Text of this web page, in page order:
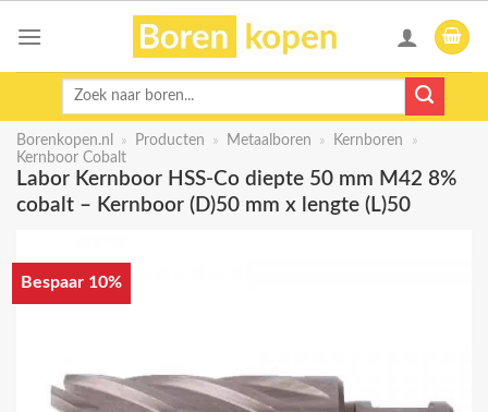
Zoeken
Borenkopen.nl » Producten » Metaalboren » Kernboren
»
Kernboor Cobalt
Labor Kernboor HSS-Co diepte 50 mm M42 8%
cobalt – Kernboor (D)50 mm x lengte (L)50
Bespaar 10%